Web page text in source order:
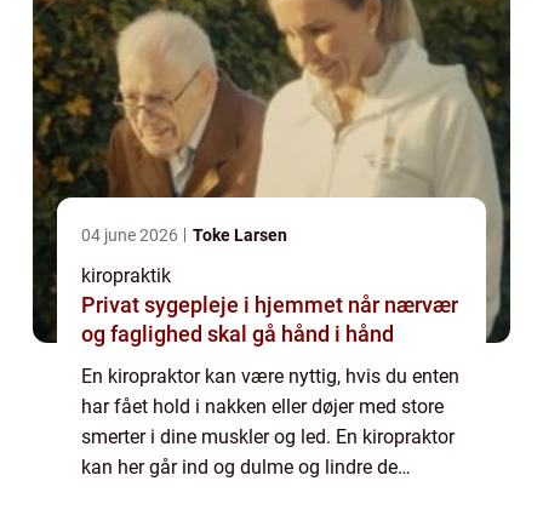
04 june 2026 Toke Larsen
kiropraktik
Privat sygepleje i hjemmet når nærvær
og faglighed skal gå hånd i hånd
En kiropraktor kan være nyttig, hvis du enten
har fået hold i nakken eller døjer med store
smerter i dine muskler og led. En kiropraktor
kan her går ind og dulme og lindre de